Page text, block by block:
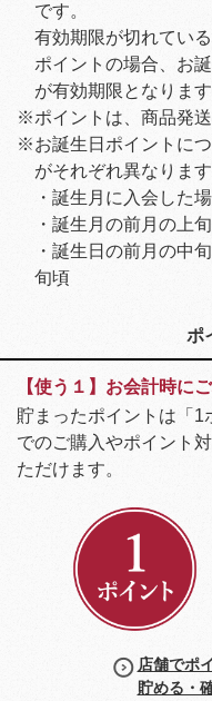
です。
有効期限が切れてい
ポイントの場合、お
が有効期限となります
※ポイントは、商品発送
※お誕生日ポイントに
がそれぞれ異なります
・誕生月に入会した
・誕生月の前月の上
・誕生日の前月の中
旬頃
ポ
【使う１】お会計時に
貯まったポイントは「1
でのご購入やポイント
ただけます。
店舗でポ
貯める・